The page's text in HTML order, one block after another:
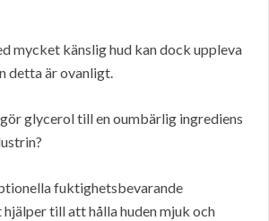
mycket känslig hud kan dock uppleva
detta är ovanligt.
glycerol till en oumbärlig ingrediens
fuktighetsbevarande
till att hålla huden mjuk och